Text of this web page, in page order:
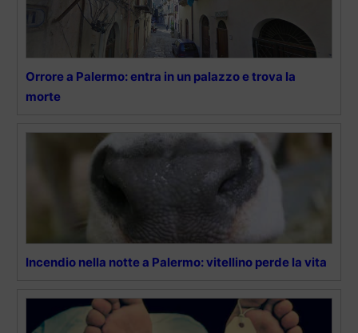
Orrore a Palermo: entra in un palazzo e trova la
morte
Incendio nella notte a Palermo: vitellino perde la vita